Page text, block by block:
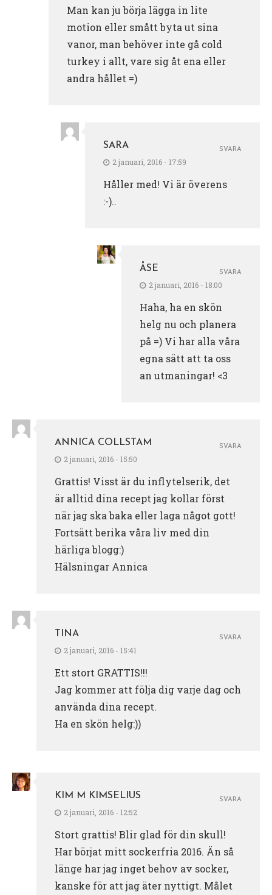
Man kan ju börja lägga in lite
motion eller smått byta ut sina
vanor, man behöver inte gå cold
turkey i allt, vare sig åt ena eller
andra hållet =)
SARA
2 januari, 2016 - 17:59
Håller med! Vi är överens
:-)..
SVARA
ÅSE
2 januari, 2016 - 18:00
Haha, ha en skön
helg nu och planera
på =) Vi har alla våra
egna sätt att ta oss
an utmaningar! <3
SVARA
ANNICA COLLSTAM
2 januari, 2016 - 15:50
Grattis! Visst är du inflytelserik, det
är alltid dina recept jag kollar först
när jag ska baka eller laga något gott!
Fortsätt berika våra liv med din
härliga blogg:)
Hälsningar Annica
SVARA
TINA
2 januari, 2016 - 15:41
Ett stort GRATTIS!!!
Jag kommer att följa dig varje dag och
använda dina recept.
Ha en skön helg:))
SVARA
KIM M KIMSELIUS
2 januari, 2016 - 12:52
Stort grattis! Blir glad för din skull!
Har börjat mitt sockerfria 2016. Än så
länge har jag inget behov av socker,
kanske för att jag äter nyttigt. Målet
SVARA